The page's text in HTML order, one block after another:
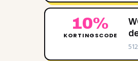
10%
KORTINGSCODE